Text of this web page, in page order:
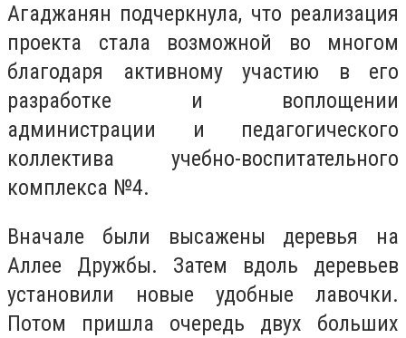
Агаджанян подчеркнула, что реализация
проекта стала возможной во многом
благодаря активному участию в его
разработке и воплощении
администрации и педагогического
коллектива учебно-воспитательного
комплекса №4.
Вначале были высажены деревья на
Аллее Дружбы. Затем вдоль деревьев
установили новые удобные лавочки.
Потом пришла очередь двух больших